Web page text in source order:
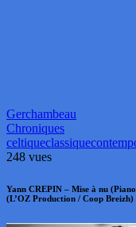
Gerchambeau
Chroniques
celtiqueclassique
248 vues
Yann CREPIN – Mise à nu
(L’OZ Production / Coop Breizh)